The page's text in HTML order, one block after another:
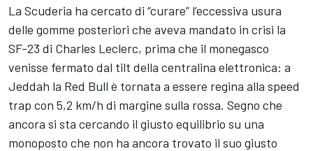
La Scuderia ha cercato di “curare” l’eccessiva usura
delle gomme posteriori che aveva mandato in crisi la
SF-23 di Charles Leclerc, prima che il monegasco
venisse fermato dal tilt della centralina elettronica: a
Jeddah la Red Bull è tornata a essere regina alla speed
trap con 5,2 km/h di margine sulla rossa. Segno che
ancora si sta cercando il giusto equilibrio su una
monoposto che non ha ancora trovato il suo giusto